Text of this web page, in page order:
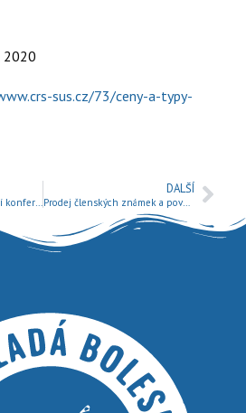
2020
sus.cz/73/ceny-a-typy-
Plnění usnesení územní konference SÚS ČRS
DALŠÍ
Prodej členských známek a povolenek začal